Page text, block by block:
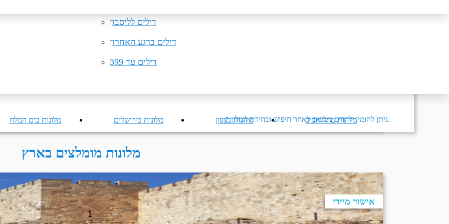
טיסות למינכן
דילים לליסבון
דילים ברגע האחרון
דילים עד 399
ספרות קו נטוי חודש
* ניתן להזמין חדרים נוספים לאחר חיפוש ובחירת המלון. מלונות בים המלח מלונות בירושלים מלונות בצפון מלונות בתל אביב
מלונות מומלצים בארץ
אישור מיידי